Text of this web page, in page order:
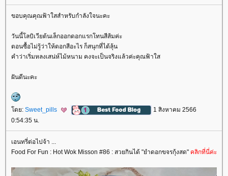
ขอบคุณคุณฟ้าใสสำหรับกำลังใจนะคะ
วันนี้โลบิเวียต้นเล็กออกดอกแรกโทนสีส้มค่ะ
ตอนซื้อไม่รู้ว่าให้ดอกสีอะไร ก็สนุกที่ได้ลุ้น
คำว่าเริ่มหลงเสน่ห์ไม้หนาม คงจะเป็นจริงแล้วค่ะคุณฟ้าใส
ฝันดีนะคะ
ดย: Sweet_pills
1 สิงหาคม 2566
0:54:35 น.
เอนทรี่ต่อไปจ้า ...
Food For Fun : Hot Wok Misson #86 : สวยกินได้ "ยำดอกขจรกุ้งสด" คลิกที่นี่ค่ะ